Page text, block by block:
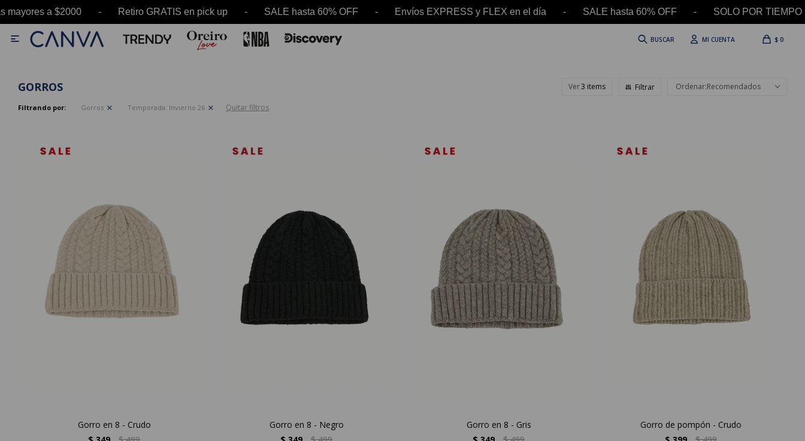
a $2000 - Retiro GRATIS en pick up - SALE hasta 60% OFF - Envíos EXPRESS y FLEX en el día - SALE hasta 60% OFF - SOLO POR TIEMPO
$ 0

GORROS Ver Recomendados
Filtrando por: Gorros Temporada: Invierno 26 Quitar filtros
Gorro en 8 - Crudo
Gorro en 8 - Negro
Gorro en 8 - Gris
Gorro de pompón - Crudo